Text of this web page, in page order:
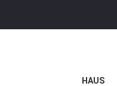
HAUS